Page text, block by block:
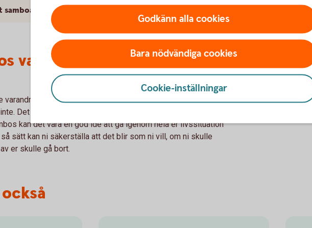
och behövs det registreras?
varandra?
varandra. Det gäller oavsett hur länge ni varit det och om ni har
Det enda sättet för er att ärva varandra är att skriva ett
kan det vara en god idé att gå igenom hela er livssituation
sätt kan ni säkerställa att det blir som ni vill, om ni skulle
er skulle gå bort.
Godkänn alla cookies
Bara nödvändiga cookies
Cookie-inställningar